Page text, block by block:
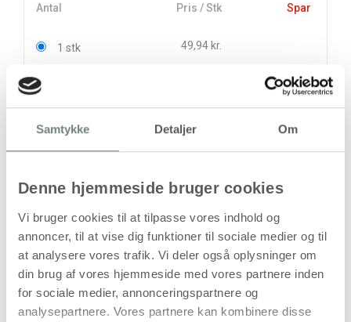
Samtykke Detaljer Om
Denne hjemmeside bruger cookies
Vi bruger cookies til at tilpasse vores indhold og
annoncer, til at vise dig funktioner til sociale medier og til
at analysere vores trafik. Vi deler også oplysninger om
din brug af vores hjemmeside med vores partnere inden
for sociale medier, annonceringspartnere og
analysepartnere. Vores partnere kan kombinere disse
Antal Pris / Stk Spar
1 stk 49,94 kr.
69,06 kr.
kr.ekskl. moms)
Læg i kurven
Din bestilling er først bindende,
når vi har bekræftet din ordre.